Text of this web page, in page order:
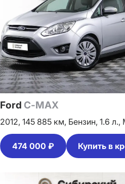
Ford C-MAX
2012, 145 885 км, Бензин, 1.6 л.,
474 000 ₽ Купить в